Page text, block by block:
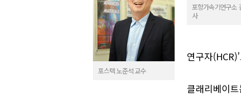
포스텍 노준석 교수
포항가속기연구소
사
연구자
클래리베이